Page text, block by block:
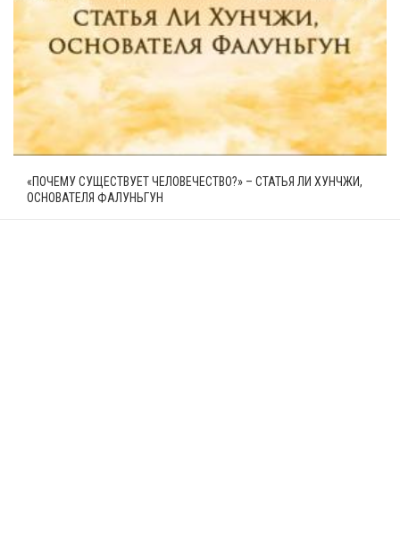
«ПОЧЕМУ СУЩЕСТВУЕТ ЧЕЛОВЕЧЕСТВО?» – СТАТЬЯ ЛИ ХУНЧЖИ,
ОСНОВАТЕЛЯ ФАЛУНЬГУН